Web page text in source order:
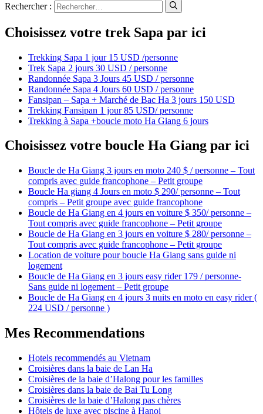
Rechercher :
Choisissez votre trek Sapa par ici
Trekking Sapa 1 jour 15 USD /personne
Trek Sapa 2 jours 30 USD / personne
Randonnée Sapa 3 Jours 45 USD / personne
Randonnée Sapa 4 Jours 60 USD / personne
Fansipan – Sapa + Marché de Bac Ha 3 jours 150 USD
Trekking Fansipan 1 jour 85 USD/ personne
Trekking à Sapa +boucle moto Ha Giang 6 jours
Choisissez votre boucle Ha Giang par ici
Boucle de Ha Giang 3 jours en moto 240 $ / personne – Tout
compris avec guide francophone – Petit groupe
Boucle Ha giang 4 Jours en moto $ 290/ personne – Tout
compris – Petit groupe avec guide francophone
Boucle de Ha Giang en 4 jours en voiture $ 350/ personne –
Tout compris avec guide francophone – Petit groupe
Boucle de Ha Giang en 3 jours en voiture $ 280/ personne –
Tout compris avec guide francophone – Petit groupe
Location de voiture pour boucle Ha Giang sans guide ni
logement
Boucle de Ha Giang en 3 jours easy rider 179 / personne-
Sans guide ni logement – Petit groupe
Boucle de Ha Giang en 4 jours 3 nuits en moto en easy rider (
224 USD / personne )
Mes Recommendations
Hotels recommendés au Vietnam
Croisières dans la baie de Lan Ha
Croisières de la baie d’Halong pour les familles
Croisières dans la baie de Bai Tu Long
Croisières de la baie d’Halong pas chères
Hôtels de luxe avec piscine à Hanoi